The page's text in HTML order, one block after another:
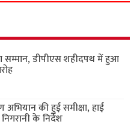
सम्मान, डीपीएस शहीदपथ में हुआ
अभियान की हुई समीक्षा, हाई
के निर्देश